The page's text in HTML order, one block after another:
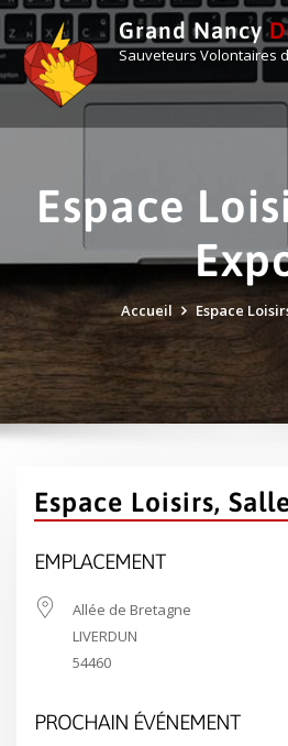
Grand Nancy
Sauveteurs Volontaires
Espace
Accueil Espace
Espace Loisirs,
EMPLACEMENT
Allée de Bretagne
LIVERDUN
54460
PROCHAIN ÉVÉNEMENT